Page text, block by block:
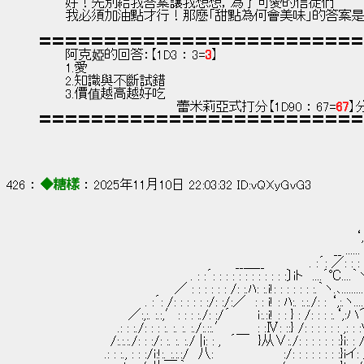
好！先別給我答案讓我想想，為了可愛的信徒們
我必須加油點才行！那麼「甜點為何會美味」的答案是
〓〓〓〓〓〓〓〓〓〓〓〓〓〓〓〓〓〓〓〓〓〓〓〓
阿克婭的回答：【1D3 ： 3=3】
1.愛
2.知識與不斷試錯
3.價值越高越好吃
蕾米莉亞式打分【1D90 ： 67=67】
〓〓〓〓〓〓〓〓〓〓〓〓〓〓〓〓〓〓〓〓〓〓〓〓
426 ： ◆糖樣 ： 2025年11月10日 22:03:32 ID:vQXyGvG3
‘,　　　　
__＿__　　　　　. :´: ／: : : ∧　　
. : :´: : : : : : : : : : : :〕iト　....´℃....｀ヽ:∧
／ : : : : : : /: :.ﾊ: :.i!: : : : : : :.｀ヽ.､............　′
. :´: /: : : : : :/: :/:／　: : i! : ﾊ:. :.:./: : ‘,:.ヽ.......,　‘,
／:,:. :.:,′: : : :./: :/´　　　ｉ:.:i! : : } : /: : : :.‘,:ハ⌒ヽ
.: : :./: : : :. :. :. :./:.::.′ 　 　 : :Ⅳ: ::} /: : : : : : ,: : :V.ノ: :
/:.:.:./: : :/: :. :. :./ |i: : ,　´￣　}从∨:./: : : : : : :}i: : /:}＼:
.: : :., : : :/i:!:. :.:.:/　八:　　　 　 　 　 :/: : : : : : : :}iイ: /:〉